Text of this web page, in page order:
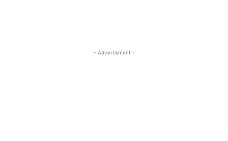
- Advertisment -